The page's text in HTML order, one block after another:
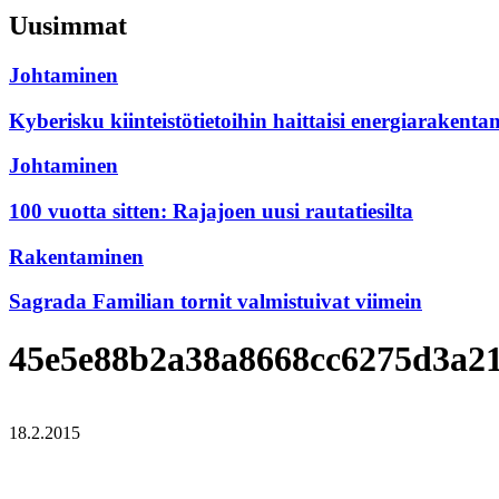
Uusimmat
Johtaminen
Kyberisku kiinteistötietoihin haittaisi
Johtaminen
100 vuotta sitten: Rajajoen uusi rautatiesilta
Rakentaminen
Sagrada Familian tornit valmistuivat viimein
18.2.2015